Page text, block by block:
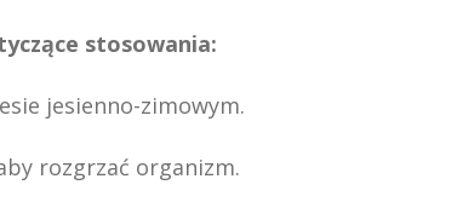
stosowania:
jesienno-zimowym.
rozgrzać organizm.